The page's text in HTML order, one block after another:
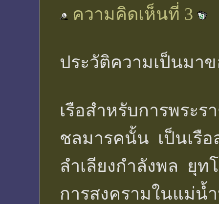
ความคิดเห็นที่ 3
ประวัติความเป็นมา
เรือสำหรับการพระ
ชลมารคนั้น เป็นเรื
ลำเลียงกำลังพล ยุท
การสงครามในแม่น้